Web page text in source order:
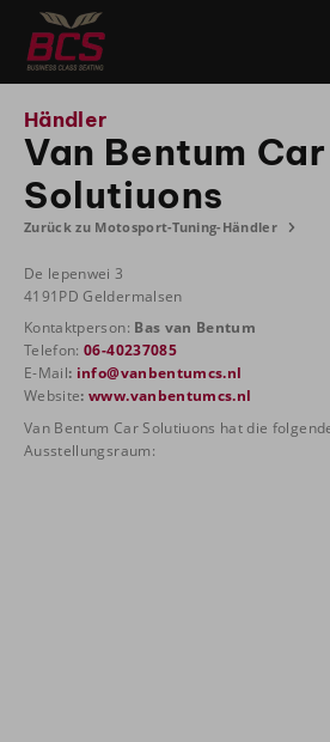
Händler
Van Bentum Car
Solutiuons
Zurück zu Motosport-Tuning-Händler
De lepenwei 3
4191PD Geldermalsen
Kontaktperson: Bas van Bentum
Telefon:06-40237085
E-Mail: info@vanbentumcs.nl
Website:www.vanbentumcs.nl
Van Bentum Car Solutiuons hat die
Ausstellungsraum: